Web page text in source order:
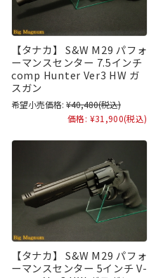
【タナカ】 S&W M29 パフォ
ーマンスセンター 7.5インチ
comp Hunter Ver3 HW ガ
スガン
希望小売価格: ¥40,480(税込)
価格: ¥31,900(税込)
【タナカ】 S&W M29 パフォ
ーマンスセンター 5インチ V-